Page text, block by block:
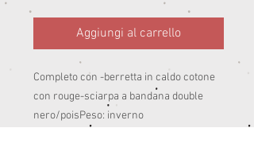
Aggiungi al carrello
Completo con -berretta in caldo cotone
con rouge-sciarpa a bandana double
nero/poisPeso: inverno